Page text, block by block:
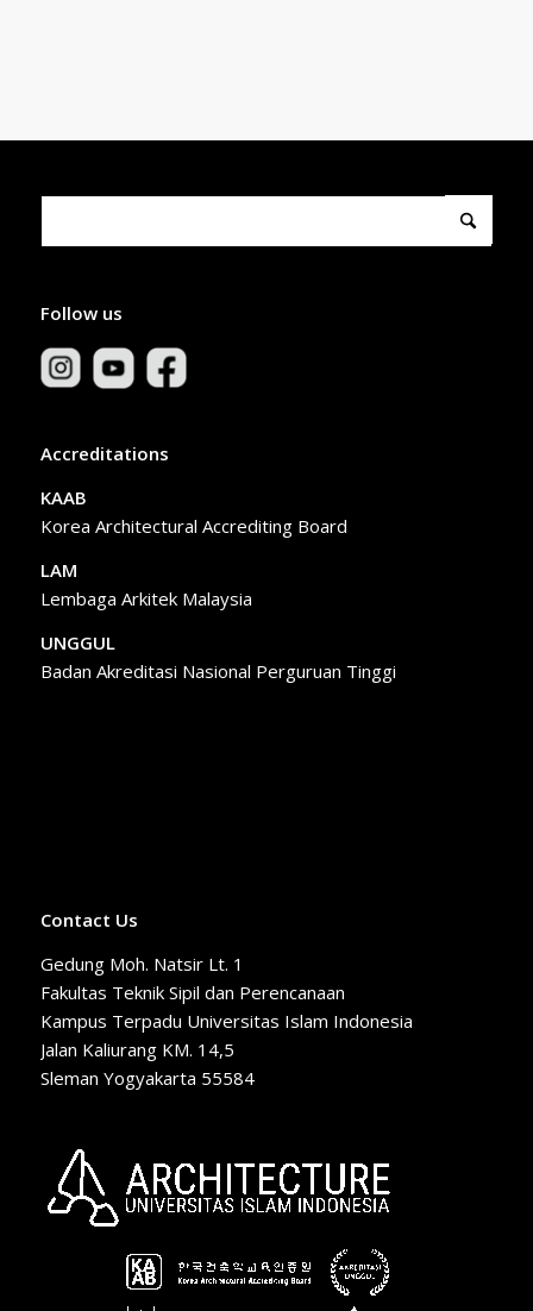
Follow us
Accreditations
KAAB
Korea Architectural Accrediting Board
LAM
Lembaga Arkitek Malaysia
UNGGUL
Badan Akreditasi Nasional Perguruan Tinggi
Contact Us
Gedung Moh. Natsir Lt. 1
Fakultas Teknik Sipil dan Perencanaan
Kampus Terpadu Universitas Islam Indonesia
Jalan Kaliurang KM. 14,5
Sleman Yogyakarta 55584